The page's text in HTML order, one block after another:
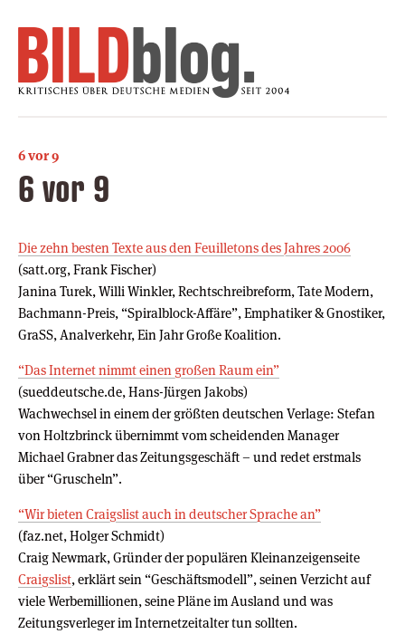
6 vor 9
6 vor 9
Die zehn besten Texte aus den Feuilletons des Jahres 2006
(satt.org, Frank Fischer)
Janina Turek, Willi Winkler, Rechtschreibreform, Tate Modern,
Bachmann-Preis, “Spiralblock-Affäre”, Emphatiker & Gnostiker,
GraSS, Analverkehr, Ein Jahr Große Koalition.
“Das Internet nimmt einen großen Raum ein”
(sueddeutsche.de, Hans-Jürgen Jakobs)
Wachwechsel in einem der größten deutschen Verlage: Stefan
von Holtzbrinck übernimmt vom scheidenden Manager
Michael Grabner das Zeitungsgeschäft – und redet erstmals
über “Gruscheln”.
“Wir bieten Craigslist auch in deutscher Sprache an”
(faz.net, Holger Schmidt)
Craig Newmark, Gründer der populären Kleinanzeigenseite
Craigslist, erklärt sein “Geschäftsmodell”, seinen Verzicht auf
viele Werbemillionen, seine Pläne im Ausland und was
Zeitungsverleger im Internetzeitalter tun sollten.